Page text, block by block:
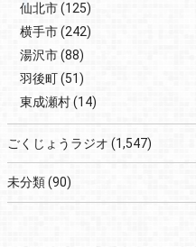
仙北市(125)
横手市(242)
湯沢市(88)
羽後町(51)
東成瀬村(14)
ごくじょうラジオ (1,547)
未分類(90)